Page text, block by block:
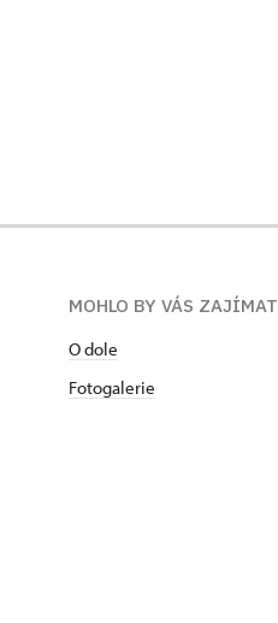
MOHLO BY VÁS ZAJÍMAT
O dole
Fotogalerie